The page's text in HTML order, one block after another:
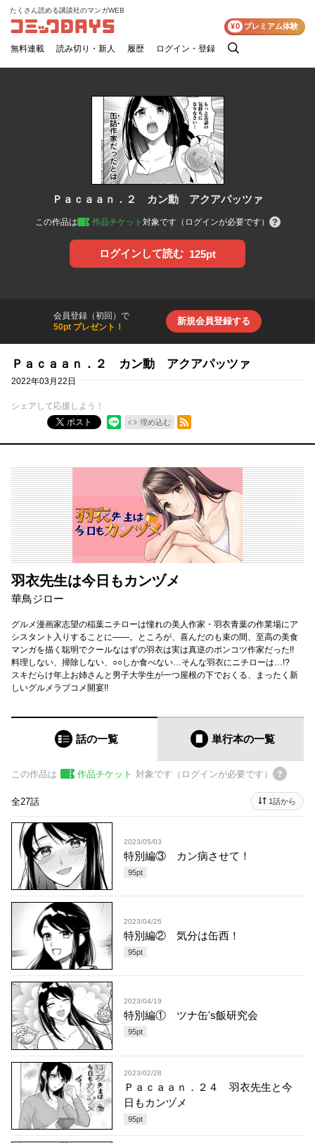
コミックDAYS
たくさん読める講談社のマンガWEB
無料連載 読み切り・新人 履歴 ログイン・登録
検
¥0 プレミアム体験
Ｐａｃａａｎ．２ カン動 アクアパッツァ
この作品は 作品チケット 対象です（ログインが必要です）
ログインして読む 125pt
会員登録（初回）で
50pt プレゼント！
新規会員登録する
Ｐａｃａａｎ．２ カン動 アクアパッツァ
2022年03月22日
シェアして応援しよう！
ポスト
埋め込む
RSSフィード
羽衣先生は今日もカンヅメ
華鳥ジロー
グルメ漫画家志望の稲葉ニチローは憧れの美人作家・羽衣青葉の作業場にア
シスタント入りすることに――。ところが、喜んだのも束の間、至高の美食
マンガを描く聡明でクールなはずの羽衣は実は真逆のポンコツ作家だった!!
料理しない、掃除しない、○○しか食べない…そんな羽衣にニチローは…!?
スキだらけ年上お姉さんと男子大学生が一つ屋根の下でおくる、まったく新
しいグルメラブコメ開宴!!
話の一覧 単行本の一覧
この作品は 作品チケット 対象です（ログインが必要です）
全27話 1話から
2023/05/03
特別編③ カン病させて！
95pt
2023/04/26
特別編② 気分は缶西！
95pt
2023/04/19
特別編① ツナ缶's飯研究会
95pt
2023/02/28
Ｐａｃａａｎ．２４ 羽衣先生と今
日もカンヅメ
95pt